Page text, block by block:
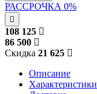
РАССРОЧКА 0%
108 125
86 500
Скидка 21 625
Описание
Характеристики